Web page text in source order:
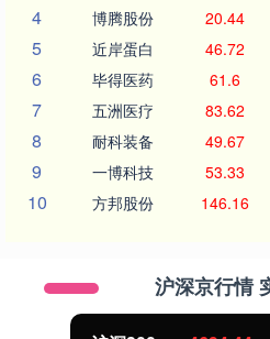
4 博腾股份 20.44
5 近岸蛋白 46.72
6 毕得医药 61.6
7 五洲医疗 83.62
8 耐科装备 49.67
9 一博科技 53.33
10 方邦股份 146.16
沪深京行情